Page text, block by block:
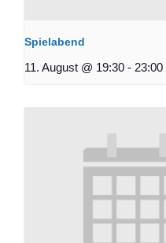
Spielabend
11. August @ 19:30 - 23:00